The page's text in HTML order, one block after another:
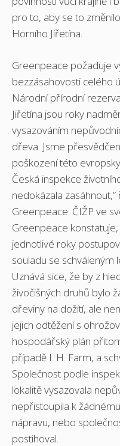
pro to, aby se to
Horního Jiřetína.
Greenpeace požaduje
bezzásahovosti celého
Národní přírodní
Jiřetína jsou roky
vysazováním
dřeva. Jsme
poškození této
Česká inspekce
nedokázala
Greenpeace. ČIŽP ve
Greenpeace
jednotlivé roky
souladu se schváleným
Uznává sice, že by z
živočišných druhů bylo
dřeviny na dožití, ale
jejich odtěžení s
hospodářský plán
případě I. H. Farm, a
Společnost podle
lokalitě vysazovala
nepřistoupila k
nápravu, nebo
postihoval.